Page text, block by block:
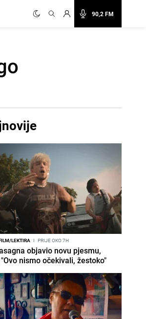
90,2 FM
LEKTIRA I PRIJE OKO 7H
objavio novu pjesmu,
nismo očekivali, žestoko"